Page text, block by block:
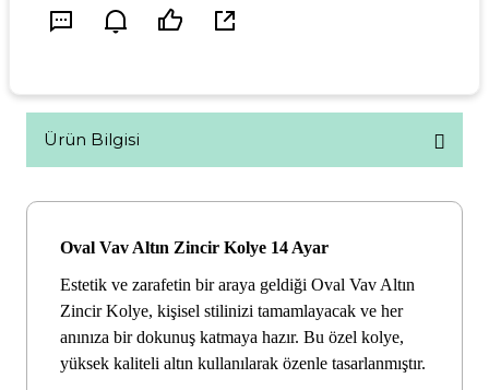
Ürün Bilgisi
Oval Vav Altın Zincir Kolye 14 Ayar
Estetik ve zarafetin bir araya geldiği Oval Vav Altın
Zincir Kolye, kişisel stilinizi tamamlayacak ve her
anınıza bir dokunuş katmaya hazır. Bu özel kolye,
yüksek kaliteli altın kullanılarak özenle tasarlanmıştır.